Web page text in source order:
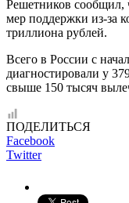
Решетников сообщил,
мер поддержки из-за
триллиона рублей.
Всего в России с
диагностировали у
свыше 150 тысяч
ПОДЕЛИТЬСЯ
Facebook
Twitter